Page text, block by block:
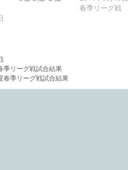
春季リーグ戦
季リーグ戦試合結果
春季リーグ戦試合結果